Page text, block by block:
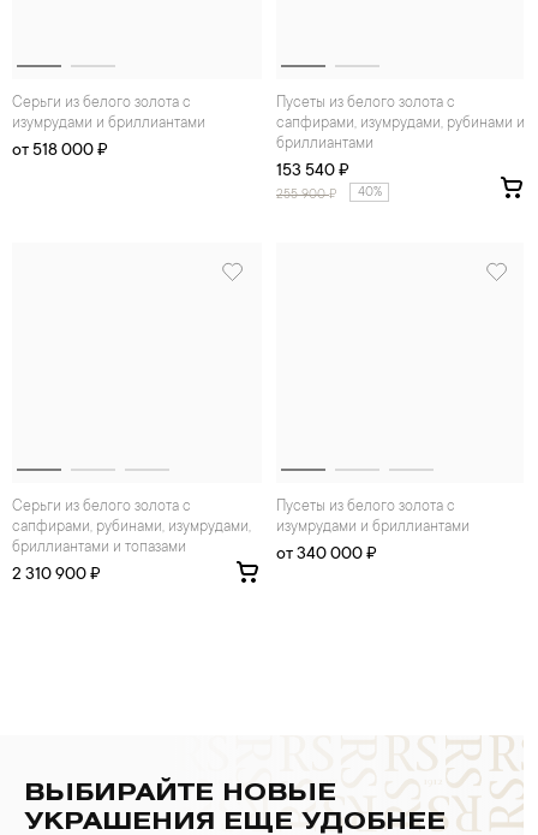
Серьги из белого золота с
изумрудами и бриллиантами
от 518 000 ₽
Пусеты из белого золота с
сапфирами, изумрудами, рубинами и
бриллиантами
153 540 ₽
255 900₽ 40%
Серьги из белого золота с
сапфирами, рубинами, изумрудами,
бриллиантами и топазами
2 310 900 ₽
Пусеты из белого золота с
изумрудами и бриллиантами
от 340 000 ₽
ВЫБИРАЙТЕ НОВЫЕ
УКРАШЕНИЯ ЕЩЕ УДОБНЕЕ